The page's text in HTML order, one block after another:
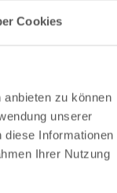
Cookies
zu können
unserer
diese Informationen
Ihrer Nutzung
2